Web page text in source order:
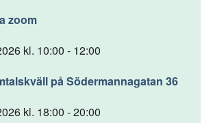
zoom
kl. 10:00 - 12:00
på Södermannagatan 36
kl. 18:00 - 20:00